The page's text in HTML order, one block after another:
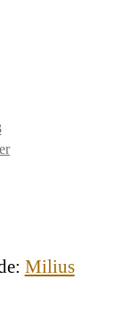
till
Milius
Milius